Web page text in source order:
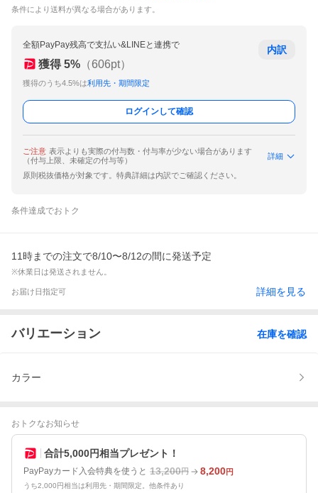
条件により送料が異なる場合があります。
全額PayPay残高で支払い&LINEと連携で
獲得 5% （606pt）
獲得のうち4.5%は利用先・期間限定
内訳
ログインして確認
ご注意 表示よりも実際の付与数・付与率が少ない場合があります
（付与上限、未確定の付与等）
詳細
原則税抜価格が対象です。特典詳細は内訳でご確認ください。
条件達成でおトク
11時までの注文で8/10〜8/12の間に発送予定
※休業日は発送されません。
お届け日指定可 詳細を見る
バリエーション 在庫を確認
カラー
おトクなお知らせ
合計5,000円相当プレゼント！
PayPayカード入会特典を使うと 13,200円 8,200円
うち2,000円相当は利用先・期間限定。他条件あり